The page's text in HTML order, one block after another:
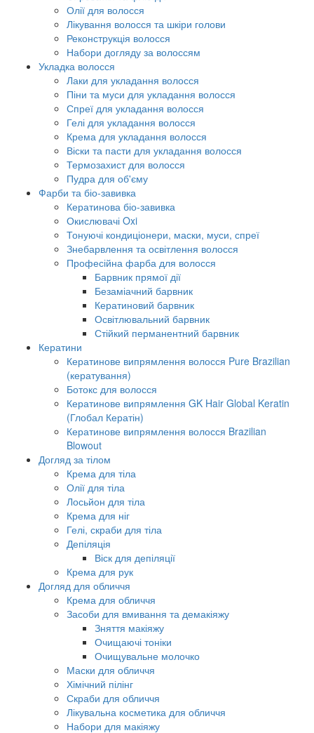
Олії для волосся
Лікування волосся та шкіри голови
Реконструкція волосся
Набори догляду за волоссям
Укладка волосся
Лаки для укладання волосся
Піни та муси для укладання волосся
Спреї для укладання волосся
Гелі для укладання волосся
Крема для укладання волосся
Віски та пасти для укладання волосся
Термозахист для волосся
Пудра для об'єму
Фарби та біо-завивка
Кератинова біо-завивка
Окислювачі Oxi
Тонуючі кондиціонери, маски, муси, спреї
Знебарвлення та освітлення волосся
Професійна фарба для волосся
Барвник прямої дії
Безаміачний барвник
Кератиновий барвник
Освітлювальний барвник
Стійкий перманентний барвник
Кератини
Кератинове випрямлення волосся Pure Brazilian
(кератування)
Ботокс для волосся
Кератинове випрямлення GK Hair Global Keratin
(Глобал Кератін)
Кератинове випрямлення волосся Brazilian
Blowout
Догляд за тілом
Крема для тіла
Олії для тіла
Лосьйон для тіла
Крема для ніг
Гелі, скраби для тіла
Депіляція
Віск для депіляції
Крема для рук
Догляд для обличчя
Крема для обличчя
Засоби для вмивання та демакіяжу
Зняття макіяжу
Очищаючі тоніки
Очищувальне молочко
Маски для обличчя
Хімічний пілінг
Скраби для обличчя
Лікувальна косметика для обличчя
Набори для макіяжу